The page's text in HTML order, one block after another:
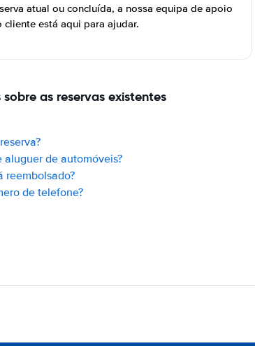
atual ou concluída, a nossa equipa de apoio
cliente está aqui para ajudar.
as reservas existentes
aluguer de automóveis?
reembolsado?
de telefone?